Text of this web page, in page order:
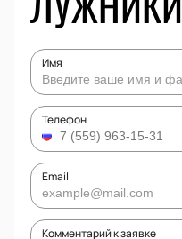
Имя
Телефон
Email
Комментарий к заявке